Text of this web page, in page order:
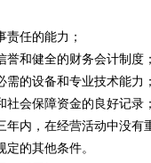
责任的能力；
誉和健全的财务会计制度；
需的设备和专业技术能力；
社会保障资金的良好记录；
年内，在经营活动中没有
定的其他条件。